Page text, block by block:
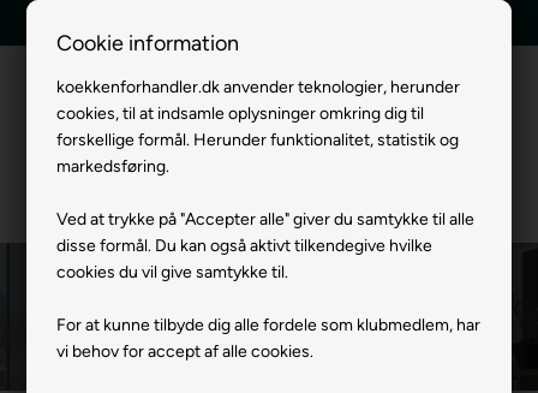
Cookie information
koekkenforhandler.dk anvender teknologier, herunder
cookies, til at indsamle oplysninger omkring dig til
forskellige formål. Herunder funktionalitet, statistik og
markedsføring.
Ved at trykke på "Accepter alle" giver du samtykke til alle
disse formål. Du kan også aktivt tilkendegive hvilke
cookies du vil give samtykke til.
For at kunne tilbyde dig alle fordele som klubmedlem, har
vi behov for accept af alle cookies.
Menu
Gaggenau Mikro-/kombiovne
Forside»Mærker Gaggenau Hvidevarer Gaggenau Ovne